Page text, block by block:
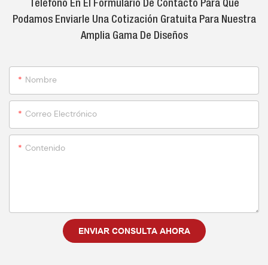
Teléfono En El Formulario De Contacto Para Que
Podamos Enviarle Una Cotización Gratuita Para Nuestra
Amplia Gama De Diseños
Nombre
Correo Electrónico
Contenido
ENVIAR CONSULTA AHORA